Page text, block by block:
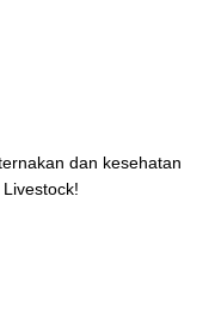
dan kesehatan